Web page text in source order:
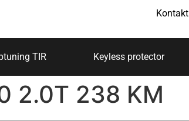
Kontakt
TIR Keyless protector
2.0T 238 KM